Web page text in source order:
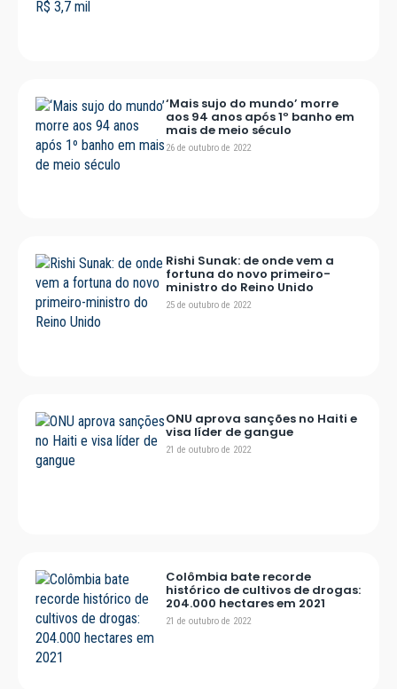
‘Mais sujo do mundo’ morre
aos 94 anos após 1º banho em
mais de meio século
26 de outubro de 2022
Rishi Sunak: de onde vem a
fortuna do novo primeiro-
ministro do Reino Unido
25 de outubro de 2022
ONU aprova sanções no Haiti e
visa líder de gangue
21 de outubro de 2022
Colômbia bate recorde
histórico de cultivos de drogas:
204.000 hectares em 2021
21 de outubro de 2022